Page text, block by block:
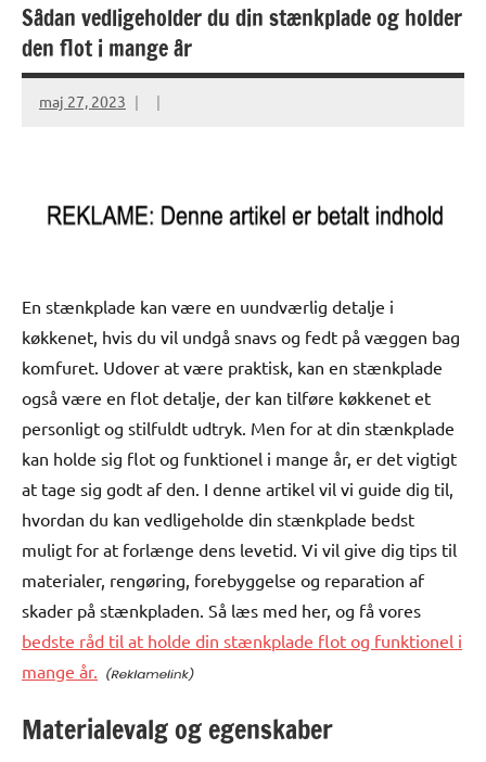
Sådan vedligeholder du din stænkplade og holder
den flot i mange år
maj 27, 2023
En stænkplade kan være en uundværlig detalje i
køkkenet, hvis du vil undgå snavs og fedt på væggen bag
komfuret. Udover at være praktisk, kan en stænkplade
også være en flot detalje, der kan tilføre køkkenet et
personligt og stilfuldt udtryk. Men for at din stænkplade
kan holde sig flot og funktionel i mange år, er det vigtigt
at tage sig godt af den. I denne artikel vil vi guide dig til,
hvordan du kan vedligeholde din stænkplade bedst
muligt for at forlænge dens levetid. Vi vil give dig tips til
materialer, rengøring, forebyggelse og reparation af
skader på stænkpladen. Så læs med her, og få vores
bedste råd til at holde din stænkplade flot og funktionel i
mange år.
Materialevalg og egenskaber